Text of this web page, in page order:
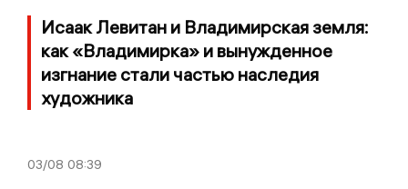
Исаак Левитан и Владимирская земля:
как «Владимирка» и вынужденное
изгнание стали частью наследия
художника
03/08 08:39